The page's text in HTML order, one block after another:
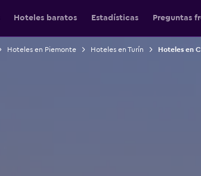
Hoteles baratos Estadísticas Preguntas
Hoteles en Piemonte Hoteles en Turín Hoteles en